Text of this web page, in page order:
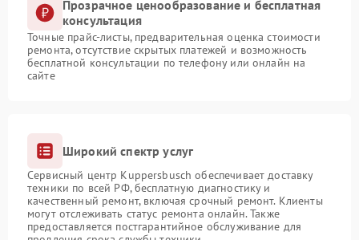
Прозрачное ценообразование и бесплатная
консультация
Точные прайс-листы, предварительная оценка стоимости
ремонта, отсутствие скрытых платежей и возможность
бесплатной консультации по телефону или онлайн на
сайте
Широкий спектр услуг
Сервисный центр Kuppersbusch обеспечивает доставку
техники по всей РФ, бесплатную диагностику и
качественный ремонт, включая срочный ремонт. Клиенты
могут отслеживать статус ремонта онлайн. Также
предоставляется постгарантийное обслуживание для